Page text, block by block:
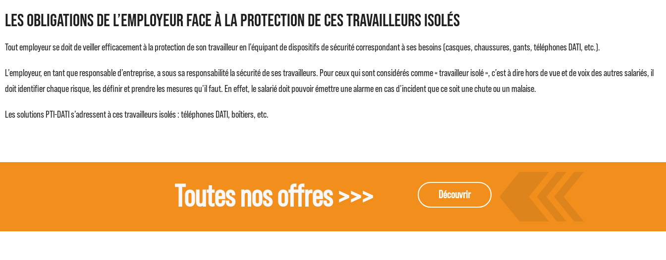
Les obligations de l’employeur face à la protection de ces travailleurs isolés
Tout employeur se doit de veiller efficacement à la protection de son travailleur en l’équipant de dispositifs de sécurité correspondant à ses besoins (casques, chaussures, gants, téléphones DATI, etc.).
L’employeur, en tant que responsable d’entreprise, a sous sa responsabilité la sécurité de ses travailleurs. Pour ceux qui sont considérés comme « travailleur isolé », c’est à dire hors de vue et de voix des autres salariés, il
doit identifier chaque risque, les définir et prendre les mesures qu’il faut. En effet, le salarié doit pouvoir émettre une alarme en cas d’incident que ce soit une chute ou un malaise.
Les solutions PTI-DATI s’adressent à ces travailleurs isolés : téléphones DATI, boîtiers, etc.
Toutes nos offres >>> Découvrir